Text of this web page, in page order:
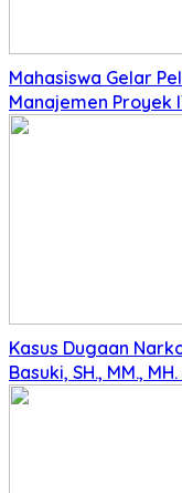
Mahasiswa Gelar
Manajemen Proyek
Kasus Dugaan
Basuki, SH., MM.,